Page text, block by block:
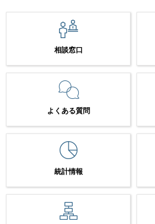
相談窓口
よくある質問
統計情報